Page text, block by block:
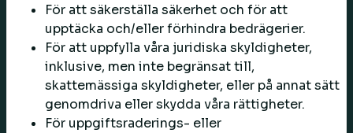
För att säkerställa säkerhet och för att
upptäcka och/eller förhindra bedrägerier.
För att uppfylla våra juridiska skyldigheter,
inklusive, men inte begränsat till,
skattemässiga skyldigheter, eller på annat sätt
genomdriva eller skydda våra rättigheter.
För uppgiftsraderings- eller